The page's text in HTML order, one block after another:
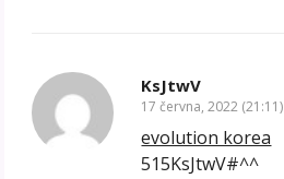
KsJtwV
17 června, 2022 (21:11)
evolution korea
515KsJtwV#^^